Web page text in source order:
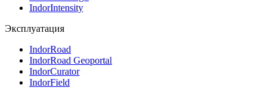
IndorIntensity
Эксплуатация
IndorRoad
IndorRoad Geoportal
IndorCurator
IndorField